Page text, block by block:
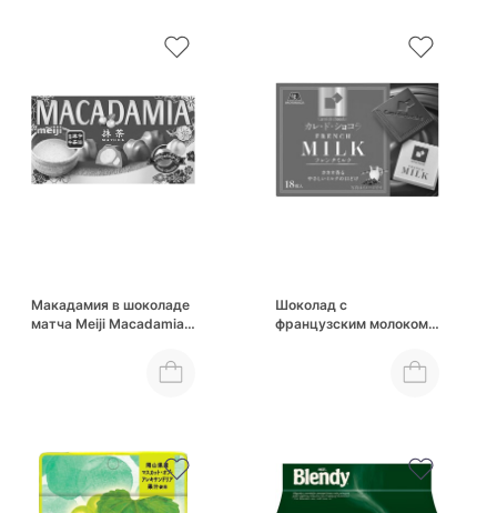
Макадамия в шоколаде
матча Meiji Macadamia
Шоколад с
французским молоком
Chocolat French Milk